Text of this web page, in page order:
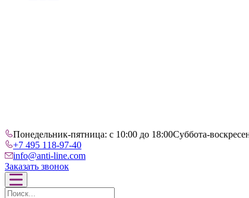
Понедельник-пятница: с 10:00 до 18:00Суббота-
+7 495 118-97-40
info@anti-line.com
Заказать звонок